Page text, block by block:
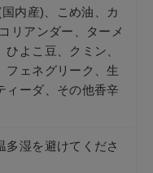
内産)、こめ油、カ
リアンダー、ターメ
ひよこ豆、クミン、
フェネグリーク、生
ィーダ、その他香辛
多湿を避けてくださ